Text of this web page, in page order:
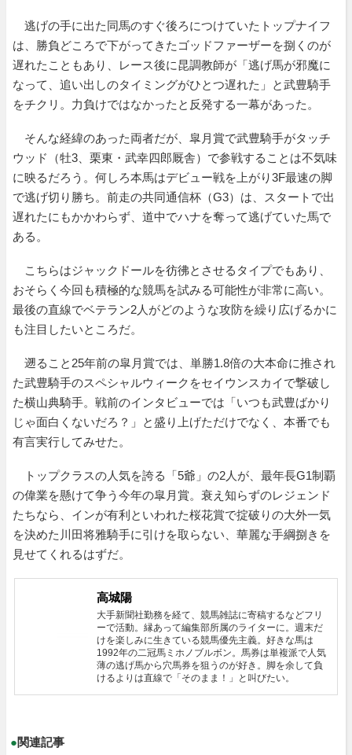
逃げの手に出た同馬のすぐ後ろにつけていたトップナイフ
は、勝負どころで下がってきたゴッドファーザーを捌くのが
遅れたこともあり、レース後に昆調教師が「逃げ馬が邪魔に
なって、追い出しのタイミングがひとつ遅れた」と武豊騎手
をチクリ。力負けではなかったと反発する一幕があった。
そんな経緯のあった両者だが、皐月賞で武豊騎手がタッチ
ウッド（牡3、栗東・武幸四郎厩舎）で参戦することは不気味
に映るだろう。何しろ本馬はデビュー戦を上がり3F最速の脚
で逃げ切り勝ち。前走の共同通信杯（G3）は、スタートで出
遅れたにもかかわらず、道中でハナを奪って逃げていた馬で
ある。
こちらはジャックドールを彷彿とさせるタイプでもあり、
おそらく今回も積極的な競馬を試みる可能性が非常に高い。
最後の直線でベテラン2人がどのような攻防を繰り広げるかに
も注目したいところだ。
遡ること25年前の皐月賞では、単勝1.8倍の大本命に推され
た武豊騎手のスペシャルウィークをセイウンスカイで撃破し
た横山典騎手。戦前のインタビューでは「いつも武豊ばかり
じゃ面白くないだろ？」と盛り上げただけでなく、本番でも
有言実行してみせた。
トップクラスの人気を誇る「5爺」の2人が、最年長G1制覇
の偉業を懸けて争う今年の皐月賞。衰え知らずのレジェンド
たちなら、インが有利といわれた桜花賞で掟破りの大外一気
を決めた川田将雅騎手に引けを取らない、華麗な手綱捌きを
見せてくれるはずだ。
高城陽
大手新聞社勤務を経て、競馬雑誌に寄稿するなどフリ
ーで活動。縁あって編集部所属のライターに。週末だ
けを楽しみに生きている競馬優先主義。好きな馬は
1992年の二冠馬ミホノブルボン。馬券は単複派で人気
薄の逃げ馬から穴馬券を狙うのが好き。脚を余して負
けるよりは直線で「そのまま！」と叫びたい。
●関連記事